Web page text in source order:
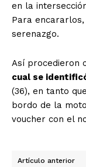
en la
Para
serenazgo.
Así procedieron
cual se
(36), en tanto
bordo de la
voucher con el
Artículo anterior